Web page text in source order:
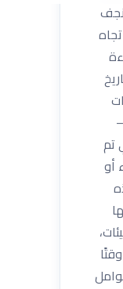
تم
أو